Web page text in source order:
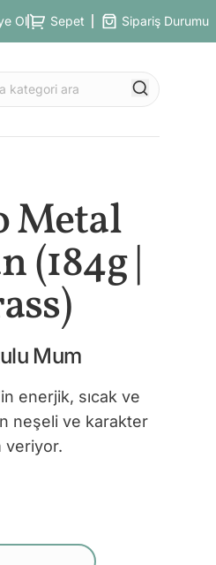
Ol Sepet Sipariş Durumu
Metal
(184g |
Mum
enerjik, sıcak ve
neşeli ve karakter
veriyor.